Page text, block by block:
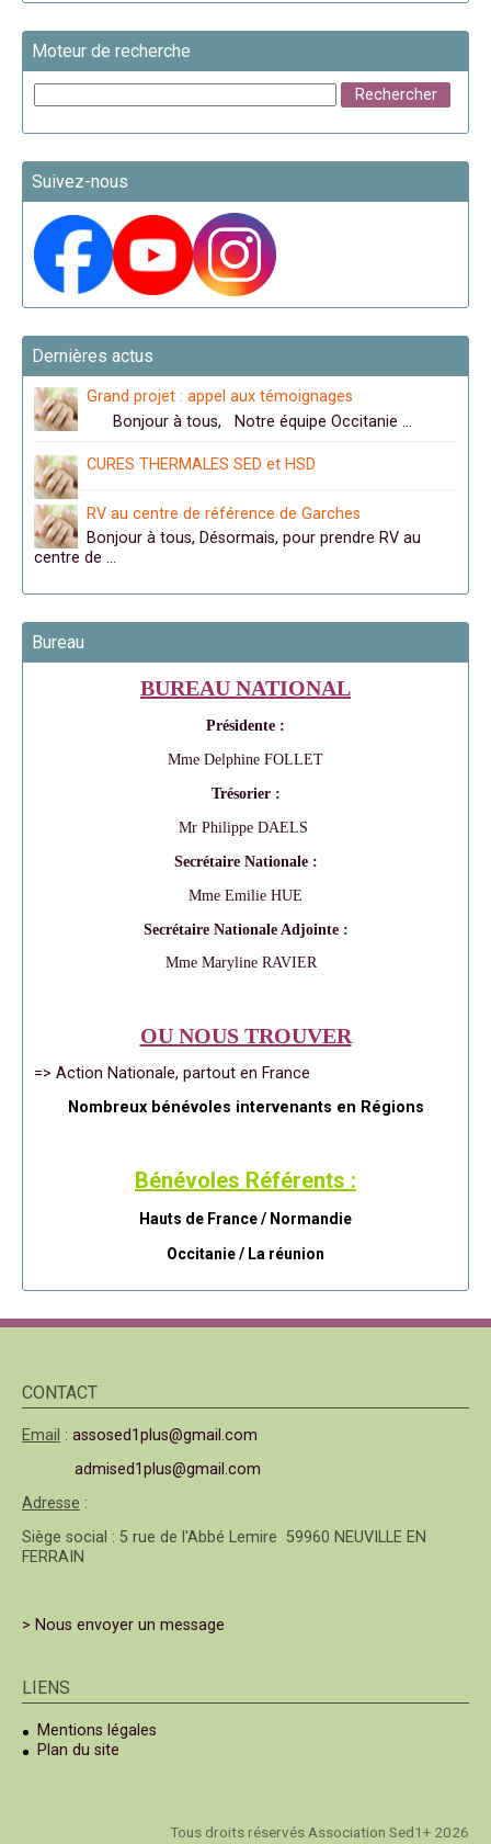
Moteur de recherche
Suivez-nous
Dernières actus
Grand projet : appel aux témoignages
Bonjour à tous, Notre équipe Occitanie …
CURES THERMALES SED et HSD
RV au centre de référence de Garches
Bonjour à tous, Désormais, pour prendre RV au
centre de …
Bureau
BUREAU NATIONAL
Présidente :
Mme Delphine FOLLET
Trésorier :
Mr Philippe DAELS
Secrétaire Nationale :
Mme Emilie HUE
Secrétaire Nationale Adjointe :
Mme Maryline RAVIER
OU NOUS TROUVER
=> Action Nationale, partout en France
Nombreux bénévoles intervenants en Régions
Bénévoles Référents :
Hauts de France / Normandie
Occitanie / La réunion
CONTACT
Email : assosed1plus@gmail.com
admised1plus@gmail.com
Adresse :
Siège social : 5 rue de l'Abbé Lemire 59960 NEUVILLE EN
FERRAIN
> Nous envoyer un message
LIENS
Mentions légales
Plan du site
Tous droits réservés Association Sed1+ 2026